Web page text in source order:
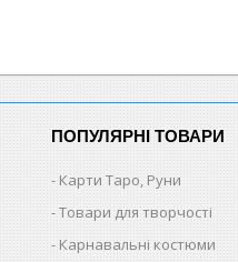
ПОПУЛЯРНІ ТОВАРИ
Карти Таро, Руни
Товари для творчості
Карнавальні костюми